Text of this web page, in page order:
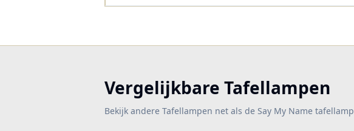
Vergelijkbare Tafellampen
Bekijk andere Tafellampen net als de Say My Name tafellamp